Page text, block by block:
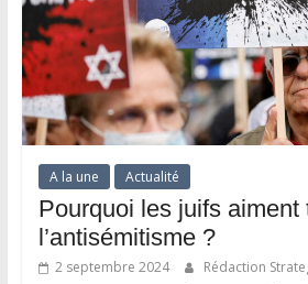
A la une Actualité
Pourquoi les juifs aiment
l’antisémitisme ?
2 septembre 2024 Rédaction